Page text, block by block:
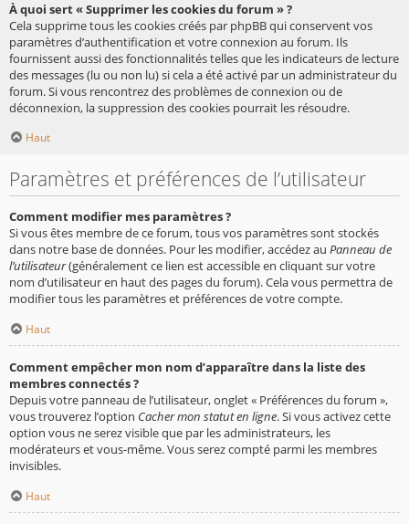
À quoi sert « Supprimer les cookies du forum » ?
Cela supprime tous les cookies créés par phpBB qui conservent vos
paramètres d’authentification et votre connexion au forum. Ils
fournissent aussi des fonctionnalités telles que les indicateurs de lecture
des messages (lu ou non lu) si cela a été activé par un administrateur du
forum. Si vous rencontrez des problèmes de connexion ou de
déconnexion, la suppression des cookies pourrait les résoudre.
Haut
Paramètres et préférences de l’utilisateur
Comment modifier mes paramètres ?
Si vous êtes membre de ce forum, tous vos paramètres sont stockés
dans notre base de données. Pour les modifier, accédez au Panneau de
l’utilisateur(généralement ce lien est accessible en cliquant sur votre
nom d’utilisateur en haut des pages du forum). Cela vous permettra de
modifier tous les paramètres et préférences de votre compte.
Haut
Comment empêcher mon nom d’apparaître dans la liste des
membres connectés ?
Depuis votre panneau de l’utilisateur, onglet « Préférences du forum »,
vous trouverez l’option Cacher mon statut en ligne. Si vous activez cette
option vous ne serez visible que par les administrateurs, les
modérateurs et vous-même. Vous serez compté parmi les membres
invisibles.
Haut